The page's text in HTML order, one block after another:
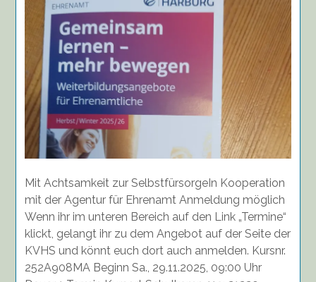
Mit Achtsamkeit zur SelbstfürsorgeIn Kooperation
mit der Agentur für Ehrenamt Anmeldung möglich
Wenn ihr im unteren Bereich auf den Link „Termine“
klickt, gelangt ihr zu dem Angebot auf der Seite der
KVHS und könnt euch dort auch anmelden. Kursnr.
252A908MA Beginn Sa., 29.11.2025, 09:00 Uhr